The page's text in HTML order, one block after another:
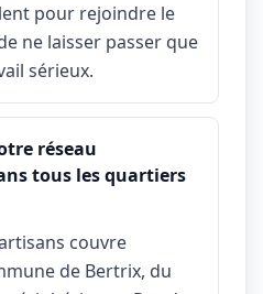
pour rejoindre le
ne laisser passer que
sérieux.
réseau
tous les quartiers
couvre
de Bertrix, du